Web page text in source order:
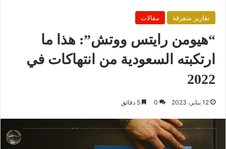
تقارير متفرقة مقالات
“هيومن رايتس ووتش”: هذا ما
ارتكبته السعودية من انتهاكات في
2022
12 يناير، 2023 0